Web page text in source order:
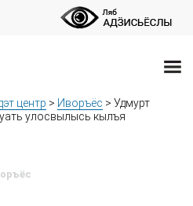
центр > Иворъёс > Удмурт
улосвылысь кылъя